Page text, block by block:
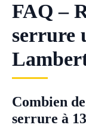
FAQ –
serrure
Combien
serrure à